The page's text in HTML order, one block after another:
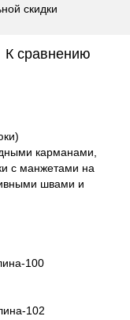
скидки
К сравнению
карманами,
с манжетами на
швами и
100
102